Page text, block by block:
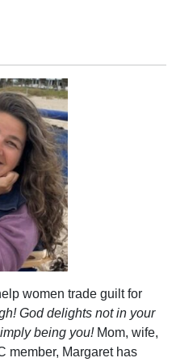
women trade guilt for
God delights not in your
being you!Mom, wife,
member, Margaret has